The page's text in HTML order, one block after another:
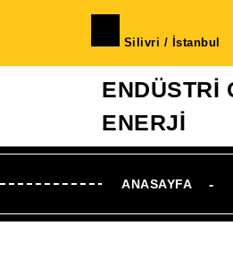
Silivri / İstanbul
ENDÜSTRİ
ENERJİ
ANASAYFA